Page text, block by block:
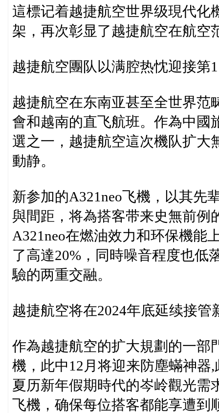
這標记着越捷航空世界级現代化
架，再次彰显了越捷航空在航空
越捷航空團队以满腔热忱迎接第
越捷航空在东南亚甚至全世界范
會和越南的直飞航班。作為中國
選之一，越捷航空這次機队扩大
動静。
新参加的A321neo飞機，以其先
與間距，将為搭客带来史無前例
A321neo在燃油效力和环保機能
了高達20%，同時噪音程度也低
驗的两重交融。
越捷航空将在2024年底延续接管
作為越捷航空的扩大規劃的一部
機，此中12月将迎来防塵蟎神
夏历新年假期時代的岑岭觀光需
飞機，确保每位搭客都能享遭到